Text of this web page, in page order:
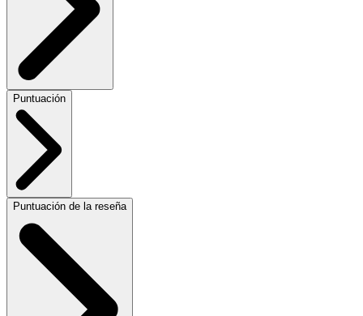
Puntuación
Puntuación de la reseña